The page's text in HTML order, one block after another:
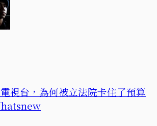
視台，為何被立法院卡住了預算